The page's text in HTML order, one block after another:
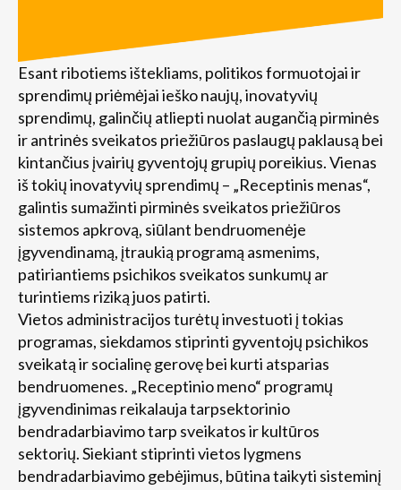
Esant ribotiems ištekliams, politikos formuotojai ir
sprendimų priėmėjai ieško naujų, inovatyvių
sprendimų, galinčių atliepti nuolat augančią pirminės
ir antrinės sveikatos priežiūros paslaugų paklausą bei
kintančius įvairių gyventojų grupių poreikius. Vienas
iš tokių inovatyvių sprendimų – „Receptinis menas“,
galintis sumažinti pirminės sveikatos priežiūros
sistemos apkrovą, siūlant bendruomenėje
įgyvendinamą, įtraukią programą asmenims,
patiriantiems psichikos sveikatos sunkumų ar
turintiems riziką juos patirti.
Vietos administracijos turėtų investuoti į tokias
programas, siekdamos stiprinti gyventojų psichikos
sveikatą ir socialinę gerovę bei kurti atsparias
bendruomenes. „Receptinio meno“ programų
įgyvendinimas reikalauja tarpsektorinio
bendradarbiavimo tarp sveikatos ir kultūros
sektorių. Siekiant stiprinti vietos lygmens
bendradarbiavimo gebėjimus, būtina taikyti sisteminį